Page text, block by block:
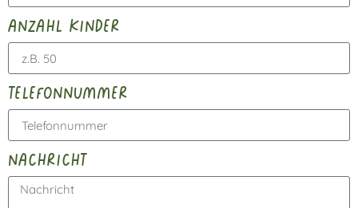
anzahl kinder
telefonnummer
nachricht